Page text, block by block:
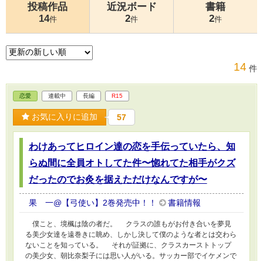
投稿作品
14件
近況ボード
2件
書籍
2件
14 件
恋愛 連載中 長編 R15
お気に入りに追加 57
わけあってヒロイン達の恋を手伝っていたら、知
らぬ間に全員オトしてた件〜惚れてた相手がクズ
だったのでお灸を据えただけなんですが〜
果 一@【弓使い】2巻発売中！！ 書籍情報
僕こと、境楓は陰の者だ。 クラスの誰もがお付き合いを夢見
る美少女達を遠巻きに眺め、しかし決して僕のような者とは交わら
ないことを知っている。 それが証拠に、クラスカーストトップ
の美少女、朝比奈梨子には思い人がいる。サッカー部でイケメンで